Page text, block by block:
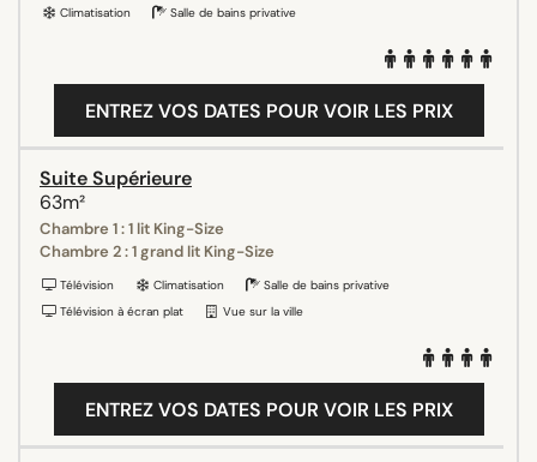
Climatisation Salle de bains privative
ENTREZ VOS DATES POUR VOIR LES PRIX
Suite Supérieure
63m²
Chambre 1 : 1 lit King-Size
Chambre 2 : 1 grand lit King-Size
Télévision Climatisation
Salle de bains privative
Télévision à écran plat
Vue sur la ville
ENTREZ VOS DATES POUR VOIR LES PRIX